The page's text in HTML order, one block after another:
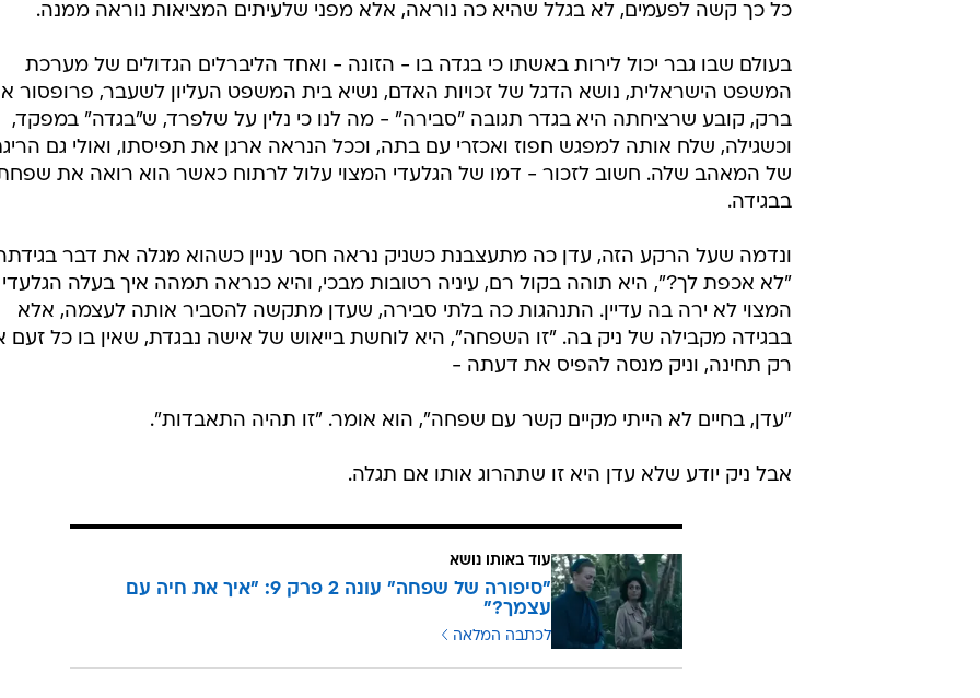
כל כך קשה לפעמים, לא בגלל שהיא כה נוראה, אלא מפני שלעיתים המציאות נוראה ממנה.
בעולם שבו גבר יכול לירות באשתו כי בגדה בו - הזונה - ואחד הליברלים הגדולים של מערכת
המשפט הישראלית, נושא הדגל של זכויות האדם, נשיא בית המשפט העליון לשעבר, פרופסור
ברק, קובע שרציחתה היא בגדר תגובה "סבירה" - מה לנו כי נלין על שלפרד, ש"בגדה" במפקד,
וכשגילה, שלח אותה למפגש חפוז ואכזרי עם בתה, וככל הנראה ארגן את תפיסתו, ואולי גם
של המאהב שלה. חשוב לזכור - דמו של הגלעדי המצוי עלול לרתוח כאשר הוא רואה את
בבגידה.
ונדמה שעל הרקע הזה, עדן כה מתעצבנת כשניק נראה חסר עניין כשהוא מגלה את דבר
"לא אכפת לך?", היא תוהה בקול רם, עיניה רטובות מבכי, והיא כנראה תמהה איך בעלה הגלעדי
המצוי לא ירה בה עדיין. התנהגות כה בלתי סבירה, שעדן מתקשה להסביר אותה לעצמה, אלא
בבגידה מקבילה של ניק בה. "זו השפחה", היא לוחשת בייאוש של אישה נבגדת, שאין בו כל זעם
רק תחינה, וניק מנסה להפיס את דעתה -
"עדן, בחיים לא הייתי מקיים קשר עם שפחה", הוא אומר. "זו תהיה התאבדות".
אבל ניק יודע שלא עדן היא זו שתהרוג אותו אם תגלה.
עוד באותו נושא
"סיפורה של שפחה" עונה 2 פרק 9: "איך את חיה עם
עצמך?"
לכתבה המלאה